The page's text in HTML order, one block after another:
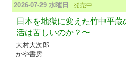
2026-07-29 水曜日 発売中
日本を地獄に変えた竹中平
活は苦しいのか？〜
大村大次郎
かや書房